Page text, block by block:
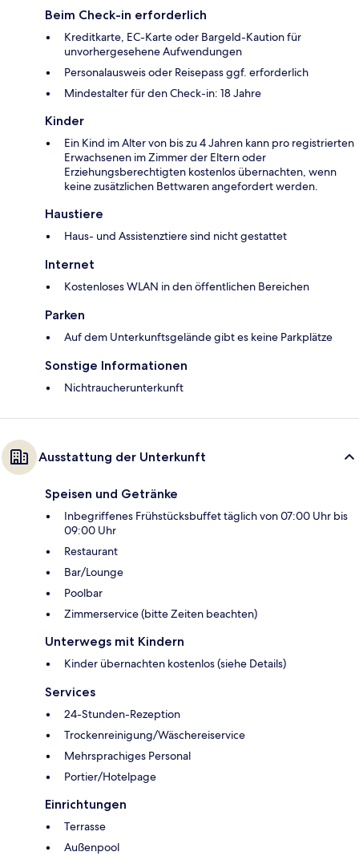
Beim Check-in erforderlich
Kreditkarte, EC-Karte oder Bargeld-Kaution für
unvorhergesehene Aufwendungen
Personalausweis oder Reisepass ggf. erforderlich
Mindestalter für den Check-in: 18 Jahre
Kinder
Ein Kind im Alter von bis zu 4 Jahren kann pro registrierten
Erwachsenen im Zimmer der Eltern oder
Erziehungsberechtigten kostenlos übernachten, wenn
keine zusätzlichen Bettwaren angefordert werden.
Haustiere
Haus- und Assistenztiere sind nicht gestattet
Internet
Kostenloses WLAN in den öffentlichen Bereichen
Parken
Auf dem Unterkunftsgelände gibt es keine Parkplätze
Sonstige Informationen
Nichtraucherunterkunft
Ausstattung der Unterkunft
Speisen und Getränke
Inbegriffenes Frühstücksbuffet täglich von 07:00 Uhr bis
09:00 Uhr
Restaurant
Bar/Lounge
Poolbar
Zimmerservice (bitte Zeiten beachten)
Unterwegs mit Kindern
Kinder übernachten kostenlos (siehe Details)
Services
24-Stunden-Rezeption
Trockenreinigung/Wäschereiservice
Mehrsprachiges Personal
Portier/Hotelpage
Einrichtungen
Terrasse
Außenpool